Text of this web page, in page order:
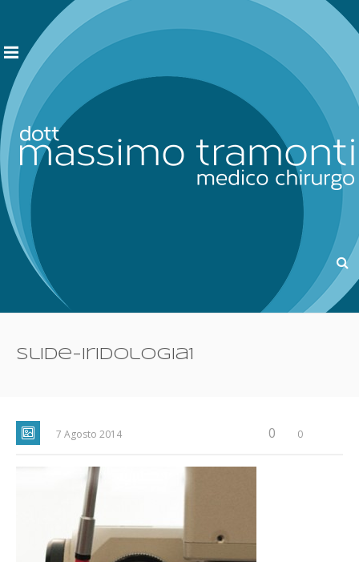
slide-iridologia1
7 Agosto 2014 0
0